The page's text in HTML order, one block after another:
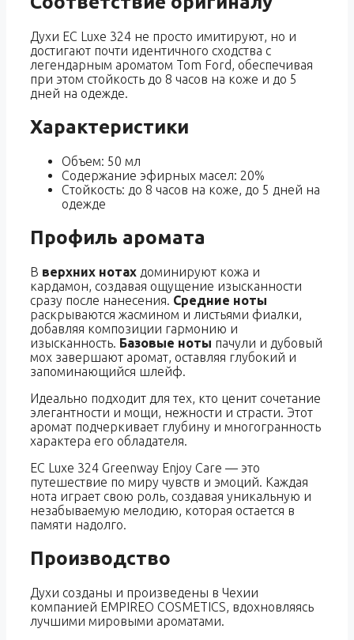
Духи EC Luxe 324 не просто имитируют, но и
достигают почти идентичного сходства с
легендарным ароматом Tom Ford, обеспечивая
при этом стойкость до 8 часов на коже и до 5
дней на одежде.
Характеристики
Объем: 50 мл
Содержание эфирных масел: 20%
Стойкость: до 8 часов на коже, до 5 дней на
одежде
Профиль аромата
В верхних нотах доминируют кожа и
кардамон, создавая ощущение изысканности
сразу после нанесения. Средние ноты
раскрываются жасмином и листьями фиалки,
добавляя композиции гармонию и
изысканность. Базовые ноты пачули и дубовый
мох завершают аромат, оставляя глубокий и
запоминающийся шлейф.
Идеально подходит для тех, кто ценит сочетание
элегантности и мощи, нежности и страсти. Этот
аромат подчеркивает глубину и многогранность
характера его обладателя.
EC Luxe 324 Greenway Enjoy Care — это
путешествие по миру чувств и эмоций. Каждая
нота играет свою роль, создавая уникальную и
незабываемую мелодию, которая остается в
памяти надолго.
Производство
Духи созданы и произведены в Чехии
компанией EMPIREO COSMETICS, вдохновляясь
лучшими мировыми ароматами.